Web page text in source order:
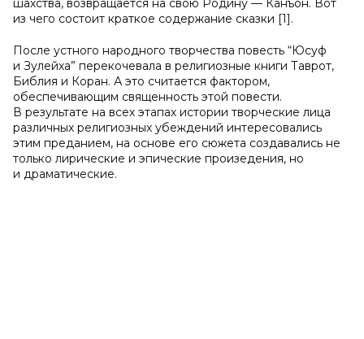
шахства, возвращается на свою Родину — Канъон. Вот
из чего состоит краткое содержание сказки [1].
После устного народного творчества повесть “Юсуф
и Зулейха” перекочевала в религиозные книги Таврот,
Библия и Коран. А это считается фактором,
обеспечивающим священность этой повести.
В результате на всех этапах истории творческие лица
различных религиозных убеждений интересовались
этим преданием, на основе его сюжета создавались не
только лирические и эпические произедения, но
и драматические.